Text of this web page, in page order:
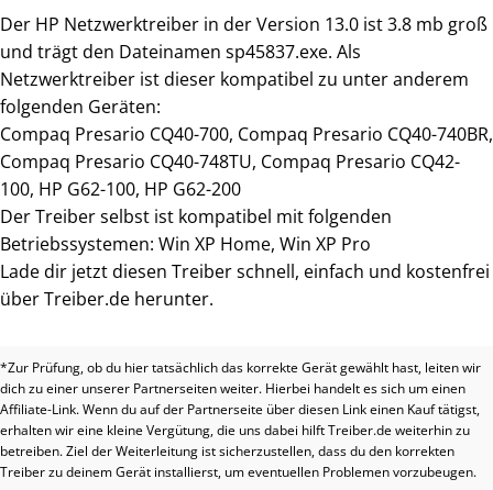
Der HP Netzwerktreiber in der Version 13.0 ist 3.8 mb groß
und trägt den Dateinamen sp45837.exe. Als
Netzwerktreiber ist dieser kompatibel zu unter anderem
folgenden Geräten:
Compaq Presario CQ40-700, Compaq Presario CQ40-740BR,
Compaq Presario CQ40-748TU, Compaq Presario CQ42-
100, HP G62-100, HP G62-200
Der Treiber selbst ist kompatibel mit folgenden
Betriebssystemen: Win XP Home, Win XP Pro
Lade dir jetzt diesen Treiber schnell, einfach und kostenfrei
über Treiber.de herunter.
*Zur Prüfung, ob du hier tatsächlich das korrekte Gerät gewählt hast, leiten wir
dich zu einer unserer Partnerseiten weiter. Hierbei handelt es sich um einen
Affiliate-Link. Wenn du auf der Partnerseite über diesen Link einen Kauf tätigst,
erhalten wir eine kleine Vergütung, die uns dabei hilft Treiber.de weiterhin zu
betreiben. Ziel der Weiterleitung ist sicherzustellen, dass du den korrekten
Treiber zu deinem Gerät installierst, um eventuellen Problemen vorzubeugen.